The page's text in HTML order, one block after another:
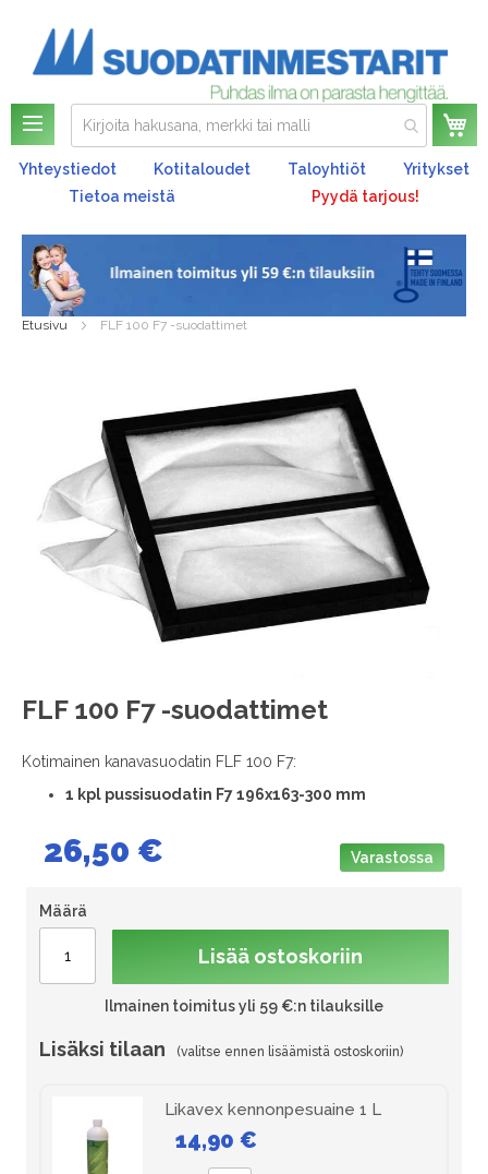
Yhteystiedot Kotitaloudet Taloyhtiöt
Yritykset
Tietoa meistä
Pyydä tarjous!
Etusivu FLF 100 F7 -suodattimet
FLF 100 F7 -suodattimet
Kotimainen kanavasuodatin FLF 100 F7:
1 kpl pussisuodatin F7 196x163-300 mm
26,50 € Varastossa
Määrä
Lisää ostoskoriin
Ilmainen toimitus yli 59 €:n tilauksille
Lisäksi tilaan
Likavex kennonpesuaine 1 L
14,90 €
images
gallery
Skip
to
beginning
gallery